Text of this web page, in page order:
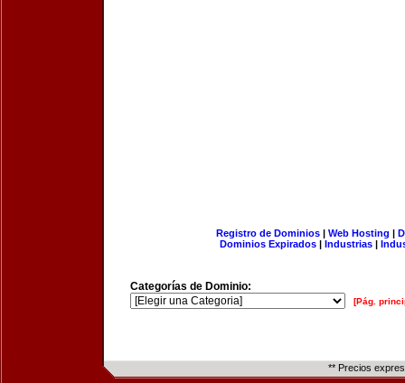
Registro de Dominios| Web Hosting |
Dominios Expirados | Industrias |
Categorías de Dominio:
[Pág.
** Precios